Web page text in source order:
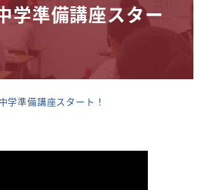
学準備講座スター
学準備講座スタート！